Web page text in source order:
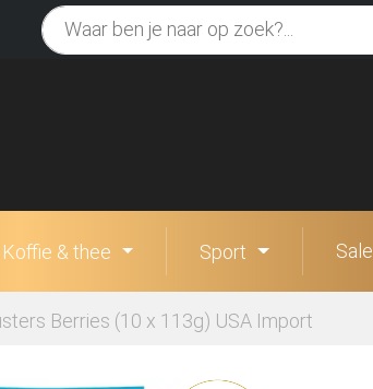
Koffie & thee Sport Sale
Berries (10 x 113g) USA Import